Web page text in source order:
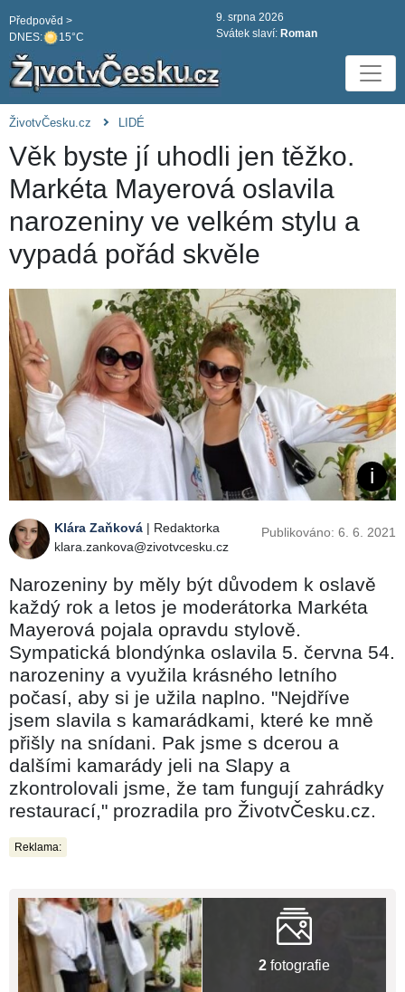
DNES: 15°C
Předpověd >
9. srpna 2026
Svátek slaví: Roman
ŽivotvČesku.cz LIDÉ
Věk byste jí uhodli jen těžko.
Markéta Mayerová oslavila
narozeniny ve velkém stylu a
vypadá pořád skvěle
Klára Zaňková | Redaktorka
klara.zankova@zivotvcesku.cz
Publikováno: 6. 6. 2021
Narozeniny by měly být důvodem k oslavě
každý rok a letos je moderátorka Markéta
Mayerová pojala opravdu stylově.
Sympatická blondýnka oslavila 5. června 54.
narozeniny a využila krásného letního
počasí, aby si je užila naplno. "Nejdříve
jsem slavila s kamarádkami, které ke mně
přišly na snídani. Pak jsme s dcerou a
dalšími kamarády jeli na Slapy a
zkontrolovali jsme, že tam fungují zahrádky
restaurací," prozradila pro ŽivotvČesku.cz.
Reklama:
2 fotografie